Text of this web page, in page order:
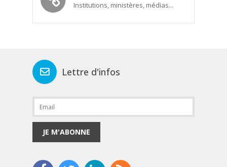
Institutions, ministères, médias...
Lettre d'infos
JE M'ABONNE